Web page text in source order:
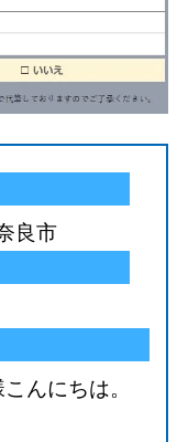
良市
んにちは。